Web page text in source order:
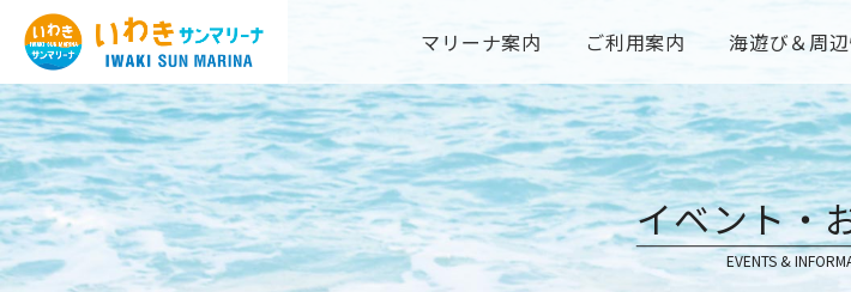
Skip
content
マリーナ案内 ご利用案内 海遊び＆周
イベント・
EVENTS &